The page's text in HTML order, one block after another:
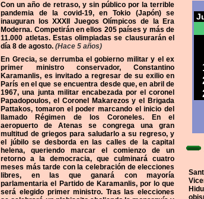
Con un año de retraso, y sin público por la terrible
pandemia de la covid-19, en Tokio (Japón) se
inauguran los XXXII Juegos Olímpicos de la Era
Moderna. Competirán en ellos 205 países y más de
11.000 atletas. Estas olimpiadas se clausurarán el
día 8 de agosto. (Hace 5 años)
En Grecia, se derrumba el gobierno militar y el ex
primer ministro conservador, Constantino
Karamanlis, es invitado a regresar de su exilio en
París en el que se encuentra desde que, en abril de
1967, una junta militar encabezada por el coronel
Papadopoulos, el Coronel Makarezos y el Brigada
Pattakos, tomaron el poder marcando el inicio del
llamado Régimen de los Coroneles. En el
aeropuerto de Atenas se congrega una gran
multitud de griegos para saludarlo a su regreso, y
el júbilo se desborda en las calles de la capital
helena, queriendo marcar el comienzo de un
retorno a la democracia, que culminará cuatro
meses más tarde con la celebración de elecciones
libres, en las que ganará con mayoría
parlamentaria el Partido de Karamanlis, por lo que
será elegido primer ministro. Tras las elecciones